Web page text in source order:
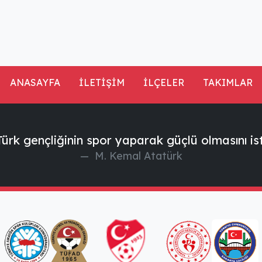
ANASAYFA İLETİŞİM İLÇELER TAKIMLAR
gençliğinin spor yaparak güçlü olmasını
M. Kemal Atatürk